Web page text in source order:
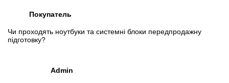
Покупатель
Чи проходять ноутбуки та системні блоки передпродажну
підготовку?
Admin